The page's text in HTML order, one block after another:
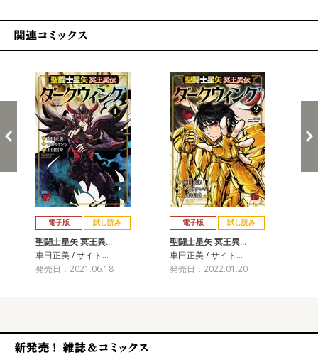
電子版 試し読み
聖闘士星矢 冥王異…
車田正美 / サイト…
発売日：2021.06.18
電子版 試し読み
聖闘士星矢 冥王異…
車田正美 / サイト…
発売日：2022.01.20